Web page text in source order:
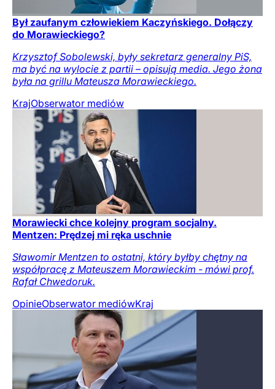
Był zaufanym człowiekiem Kaczyńskiego. Dołączy
do Morawieckiego?
Krzysztof Sobolewski, były sekretarz generalny PiS,
ma być na wylocie z partii – opisują media. Jego żona
była na grillu Mateusza Morawieckiego.
KrajObserwator mediów
Morawiecki chce kolejny program socjalny.
Mentzen: Prędzej mi ręka uschnie
Sławomir Mentzen to ostatni, który byłby chętny na
współpracę z Mateuszem Morawieckim - mówi prof.
Rafał Chwedoruk.
OpinieObserwator mediówKraj